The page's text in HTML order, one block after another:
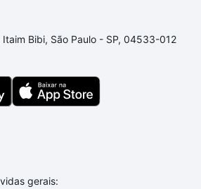
Bibi, São Paulo - SP, 04533-012
gerais: